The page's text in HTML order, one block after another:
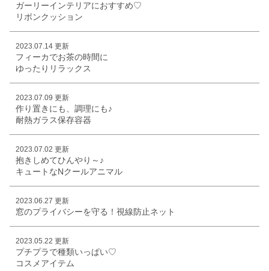
ガーリーインテリアにおすすめ♡
リボンクッション
2023.07.14 更新
フィーカでお茶の時間に
ゆったりリラックス
2023.07.09 更新
作り置きにも、調理にも♪
耐熱ガラス保存容器
2023.07.02 更新
抱きしめてひんやり～♪
キュートなNクールアニマル
2023.06.27 更新
窓のプライバシーを守る！視線防止ネット
2023.05.22 更新
プチプラで種類いっぱい♡
コスメアイテム